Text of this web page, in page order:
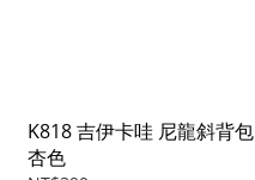
K818 吉伊卡哇 尼龍斜背包
杏色